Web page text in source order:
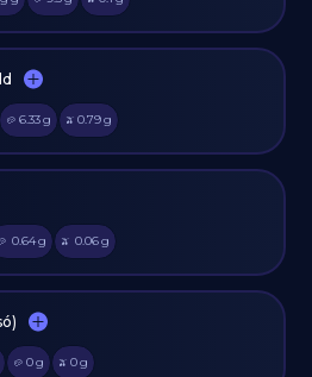
🥔 6.33g 🫒 0.79g
0.64g 🫒 0.06g
🥔 0g 🫒 0g